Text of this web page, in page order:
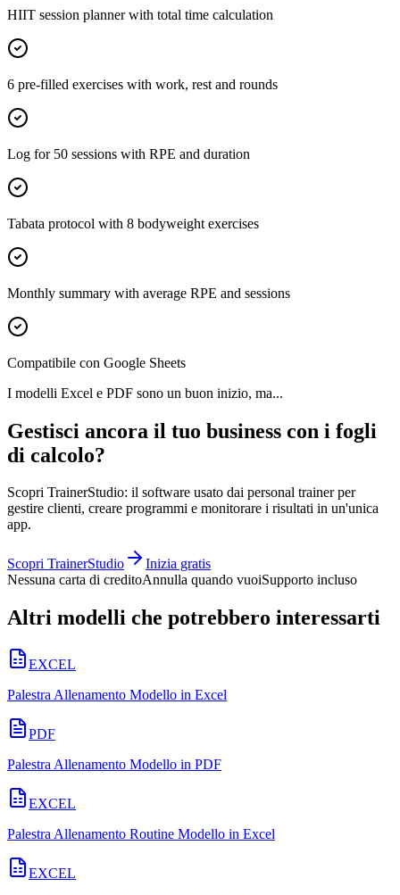
HIIT session planner with total time calculation
6 pre-filled exercises with work, rest and rounds
Log for 50 sessions with RPE and duration
Tabata protocol with 8 bodyweight exercises
Monthly summary with average RPE and sessions
Compatibile con Google Sheets
I modelli Excel e PDF sono un buon inizio, ma...
Gestisci ancora il tuo business con i fogli
di calcolo?
Scopri TrainerStudio: il software usato dai personal trainer per
gestire clienti, creare programmi e monitorare i risultati in un'unica
app.
Scopri TrainerStudio
Inizia gratis
Nessuna carta di creditoAnnulla quando vuoiSupporto incluso
Altri modelli che potrebbero interessarti
EXCEL
Palestra Allenamento Modello in Excel
PDF
Palestra Allenamento Modello in PDF
EXCEL
Palestra Allenamento Routine Modello in Excel
EXCEL